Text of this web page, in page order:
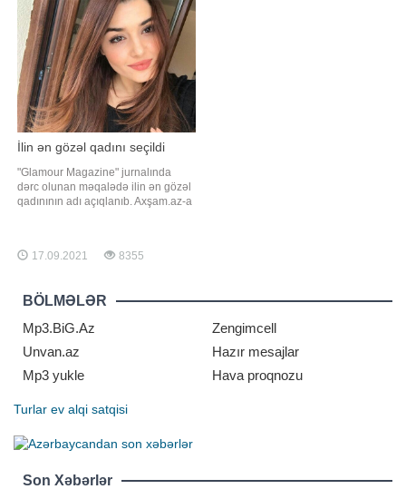
da yer alıb. Onun paylaşımı
izləyicilərin marağına səbəb olub.
Fotolara çoxsaylı bəyəni gəlib. Qey
İlin ən gözəl qadını seçildi
"Glamour Magazine" jurnalında
dərc olunan məqalədə ilin ən gözəl
qadınının adı açıqlanıb. Axşam.az-a
sonuncu dəfə "Sen çal kapımı"
17.09.2021 8355
BÖLMƏLƏR
Mp3.BiG.Az
Zengimcell
Unvan.az
Hazır mesajlar
Mp3 yukle
Hava proqnozu
Turlar ev alqi satqisi
Son Xəbərlər